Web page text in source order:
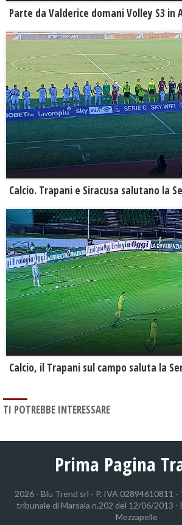
Parte da Valderice domani Volley S3 in
Calcio. Trapani e Siracusa salutano la
Calcio, il Trapani sul campo saluta la
TI POTREBBE INTERESSARE
Prima Pagina
2026 - Blu Trend srl - P. IVA 02894610811
tribunale di Marsala n.202 del 12/06/2013
Mezzapelle